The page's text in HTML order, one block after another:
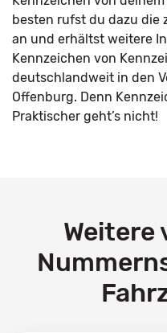
besten rufst du dazu die
an und erhältst weitere
Kennzeichen von
deutschlandweit in den
Offenburg. Denn
Praktischer geht’s nicht!
Weitere